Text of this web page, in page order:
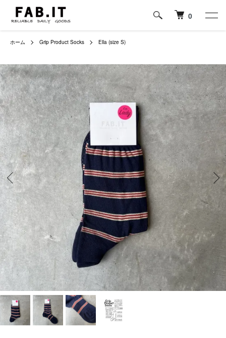
0
ホーム Grip Product Socks Ella (size S)